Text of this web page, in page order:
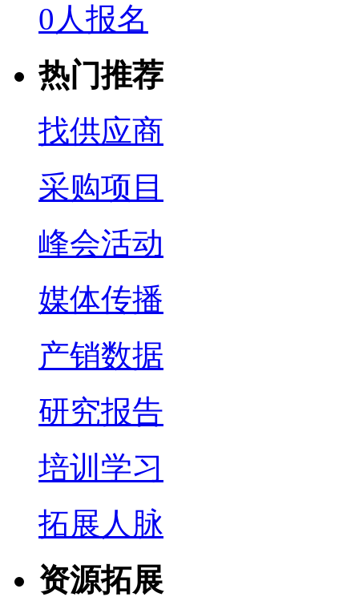
0人报名
热门推荐
找供应商
采购项目
峰会活动
媒体传播
产销数据
研究报告
培训学习
拓展人脉
资源拓展